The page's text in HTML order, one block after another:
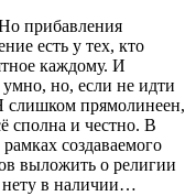
прибавления
есть у тех, кто
каждому. И
но, если не идти
слишком прямолинеен,
сполна и честно. В
создаваемого
выложить о религии
нету в наличии…